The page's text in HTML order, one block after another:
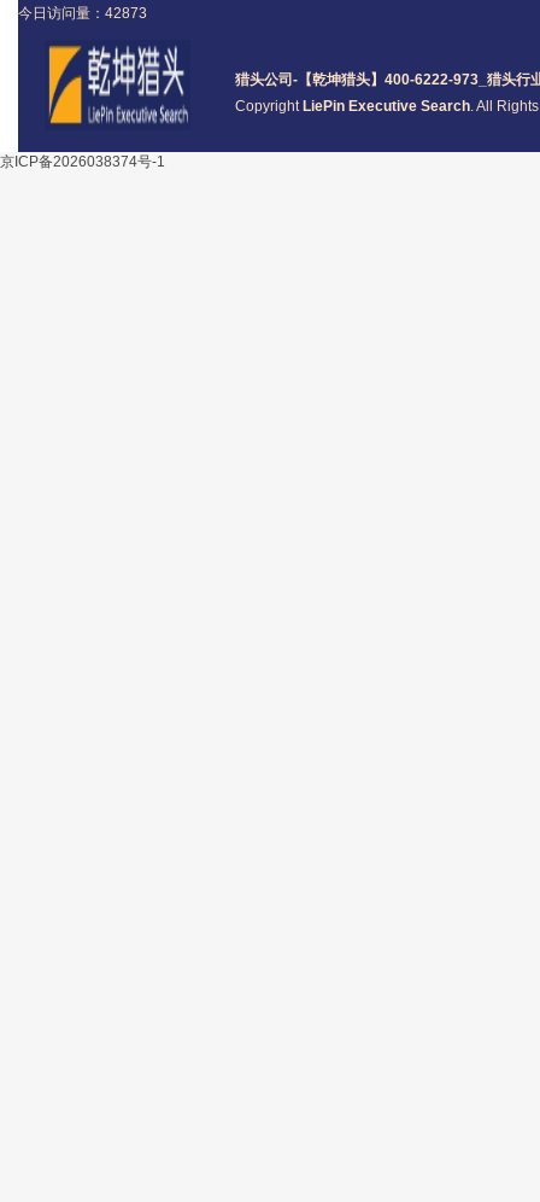
猎头公司 -【乾坤猎头】400-6222-973_ 猎头行
Copyright LiePin Executive Search. All
今日访问量： 42873
京ICP备2026038374号-1